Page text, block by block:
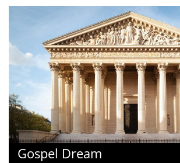
Gospel Dream